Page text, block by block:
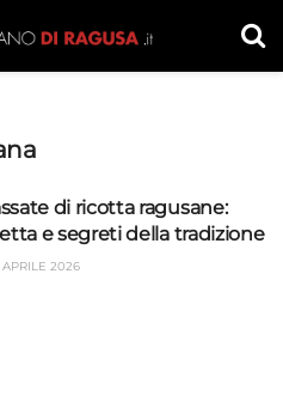
di ricotta ragusane:
e segreti della tradizione
APRILE 2026